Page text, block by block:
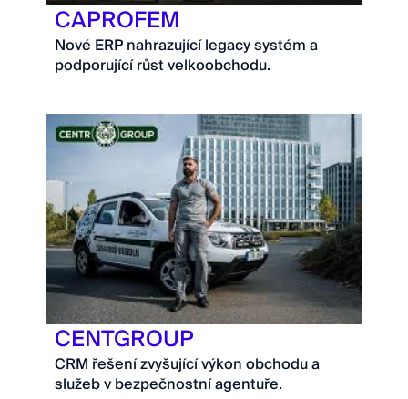
CAPROFEM
Nové ERP nahrazující legacy systém a
podporující růst velkoobchodu.
CENTGROUP
CRM řešení zvyšující výkon obchodu a
služeb v bezpečnostní agentuře.